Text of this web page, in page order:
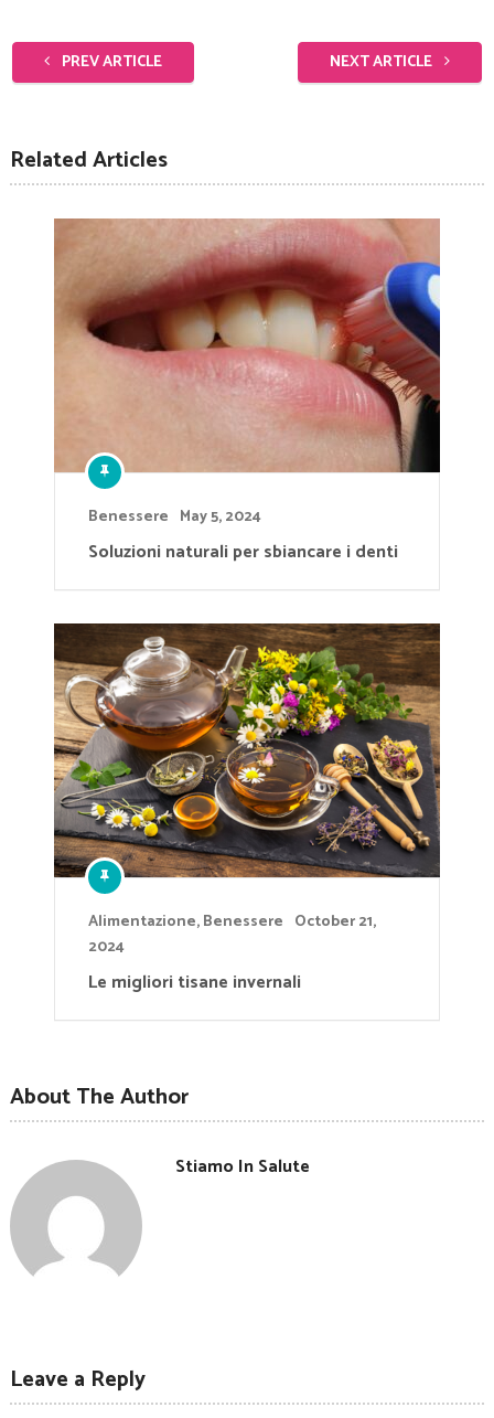
PREV ARTICLE NEXT ARTICLE
Related Articles
Benessere May 5, 2024
Soluzioni naturali per sbiancare i denti
Alimentazione,Benessere October 21,
2024
Le migliori tisane invernali
About The Author
Stiamo In Salute
Leave a Reply